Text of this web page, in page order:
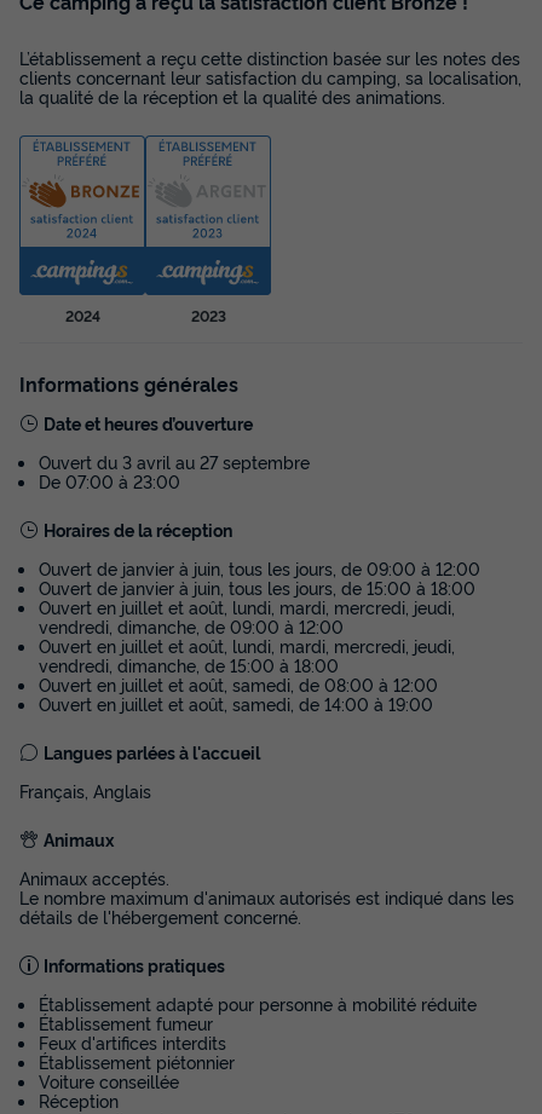
MOBILHOME 6 personnes - Confort+ 3 Chambres 6
Personnes
du15/09/2026au22/09/2026
Meilleur prix pour 7 nuits
Modifier les dates
Voir les disponibilités
MOBILHOME 4 personnes - Confort+ 2
Chambres PMR
Neuf
Surface
35m²
Adultes
4
Chambres
2
Salle de bain
Terrasse semi-couverte Climatisation
Animaux autorisés *
Accueil mobilité réduite
Cafetière
MOBILHOME 4 personnes - Confort+ 2 Chambres PMR
du
29/08/2026
Meilleur prix pour 7 nuits
Modifier les dates
Voir les disponibilités
L’établissement a reçu cette distinction basée sur les notes des
clients concernant leur satisfaction du camping, sa localisation,
la qualité de la réception et la qualité des animations.
2024 2023
Informations générales
Date et heures d’ouverture
Ouvert du 3 avril au 27 septembre
De 07:00 à 23:00
Horaires de la réception
Ouvert de janvier à juin, tous les jours, de 09:00 à 12:00
Ouvert de janvier à juin, tous les jours, de 15:00 à 18:00
Ouvert en juillet et août, lundi, mardi, mercredi, jeudi,
vendredi, dimanche, de 09:00 à 12:00
Ouvert en juillet et août, lundi, mardi, mercredi, jeudi,
vendredi, dimanche, de 15:00 à 18:00
Ouvert en juillet et août, samedi, de 08:00 à 12:00
Ouvert en juillet et août, samedi, de 14:00 à 19:00
Langues parlées à l'accueil
Français, Anglais
Animaux
Animaux acceptés.
Le nombre maximum d'animaux autorisés est indiqué dans les
détails de l'hébergement concerné.
Informations pratiques
Établissement adapté pour personne à mobilité réduite
Établissement fumeur
Feux d'artifices interdits
Établissement piétonnier
Voiture conseillée
Réception